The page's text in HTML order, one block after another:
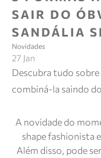
SAIR DO
SANDÁLIA
Novidades
27 Jan
Descubra tudo
combiná-la saindo
A novidade do
shape fashionista
Além disso, pode